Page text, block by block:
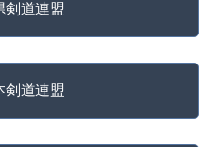
剣道連盟
剣道連盟